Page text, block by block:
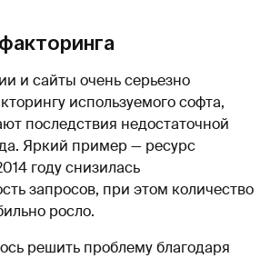
и сайты очень серьезно
используемого софта,
последствия недостаточной
Яркий пример — ресурс
году снизилась
запросов, при этом количество
росло.
решить проблему благодаря